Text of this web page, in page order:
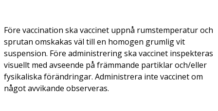
Före vaccination ska vaccinet uppnå rumstemperatur och
sprutan omskakas väl till en homogen grumlig vit
suspension. Före administrering ska vaccinet inspekteras
visuellt med avseende på främmande partiklar och/eller
fysikaliska förändringar. Administrera inte vaccinet om
något avvikande observeras.